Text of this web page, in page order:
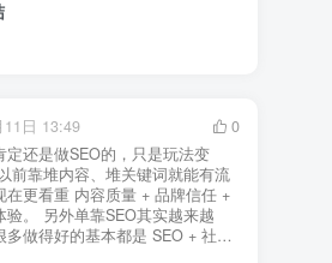
11日 13:49
0
定还是做SEO的，只是玩法变
前靠堆内容、堆关键词就能有流
在更看重 内容质量 + 品牌信任 +
验。 另外单靠SEO其实越来越
多做得好的基本都是 SEO + 社媒